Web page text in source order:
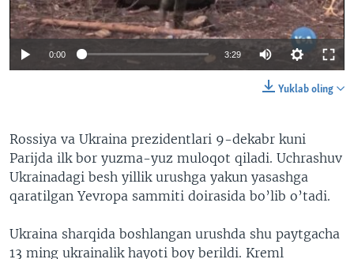
VIDEO
XABARLAR SURATLARDA
ODNOKLASSNIKI
TELEGRAM
TWITTER
0:00 3:29
Yuklab oling
Rossiya va Ukraina prezidentlari 9-dekabr kuni
Parijda ilk bor yuzma-yuz muloqot qiladi. Uchrashuv
Ukrainadagi besh yillik urushga yakun yasashga
qaratilgan Yevropa sammiti doirasida bo’lib o’tadi.
Ukraina sharqida boshlangan urushda shu paytgacha
13 ming ukrainalik hayoti boy berildi. Kreml